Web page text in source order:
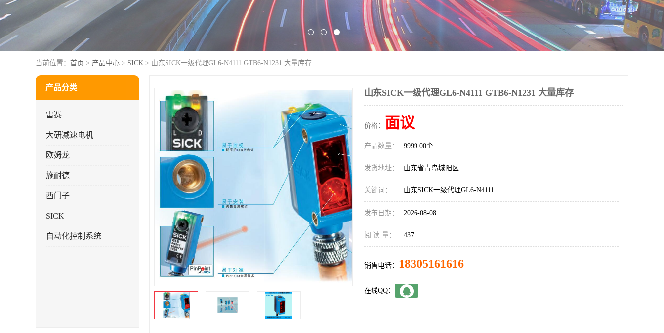
当前位置： 首页 > 产品中心 > SICK > 山东SICK一级代理GL6-N4111 GTB6-N1231 大量库存
产品分类
雷赛
大研减速电机
欧姆龙
施耐德
西门子
SICK
自动化控制系统
山东SICK一级代理GL6-N4111 GTB6-N1231 大量库存
价格： 面议
产品数量： 9999.00个
发货地址： 山东省青岛城阳区
关键词： 山东SICK一级代理GL6-N4111
发布日期： 2026-08-08
阅 读 量： 437
销售电话： 18305161616
在线QQ：